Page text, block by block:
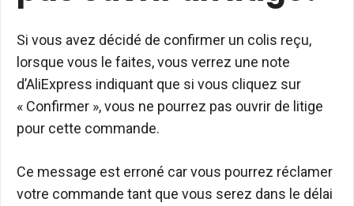
Si vous avez décidé de confirmer un colis reçu,
lorsque vous le faites, vous verrez une note
d’AliExpress indiquant que si vous cliquez sur
« Confirmer », vous ne pourrez pas ouvrir de litige
pour cette commande.
Ce message est erroné car vous pourrez réclamer
votre commande tant que vous serez dans le délai